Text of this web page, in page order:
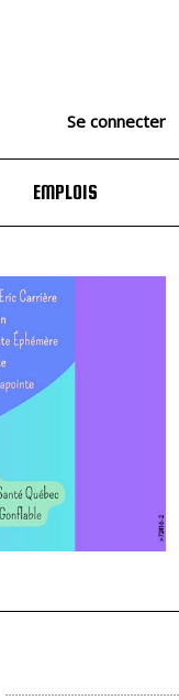
Se connecter
EMPLOIS